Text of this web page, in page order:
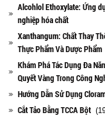
Alcohlol Ethoxylate: Ứng
nghiệp hóa chất
Xanthangum: Chất Thay
Thực Phẩm Và Dược Phẩm
Khám Phá Tác Dụng Đa
Quyết Vàng Trong Công
Hướng Dẫn Sử Dụng
Cắt Tảo Bằng TCCA Bột